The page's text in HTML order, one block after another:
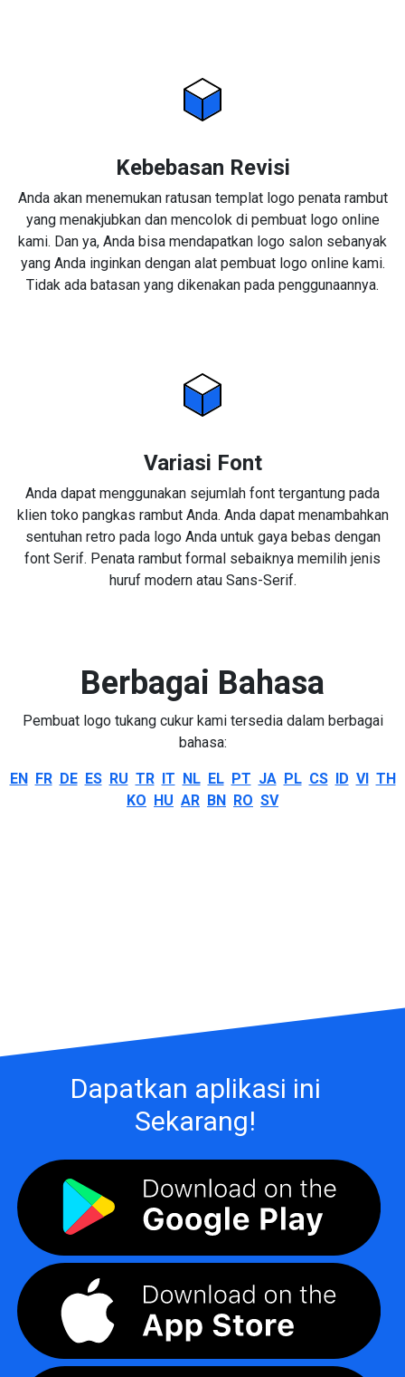
Kebebasan Revisi
Anda akan menemukan ratusan templat logo penata rambut
yang menakjubkan dan mencolok di pembuat logo online
kami. Dan ya, Anda bisa mendapatkan logo salon sebanyak
yang Anda inginkan dengan alat pembuat logo online kami.
Tidak ada batasan yang dikenakan pada penggunaannya.
Variasi Font
Anda dapat menggunakan sejumlah font tergantung pada
klien toko pangkas rambut Anda. Anda dapat menambahkan
sentuhan retro pada logo Anda untuk gaya bebas dengan
font Serif. Penata rambut formal sebaiknya memilih jenis
huruf modern atau Sans-Serif.
Berbagai Bahasa
Pembuat logo tukang cukur kami tersedia dalam berbagai
bahasa:
EN FR DE ES RU TR IT NL EL PT JA PL CS ID VI TH
KO HU AR BN RO SV
Dapatkan aplikasi ini
Sekarang!